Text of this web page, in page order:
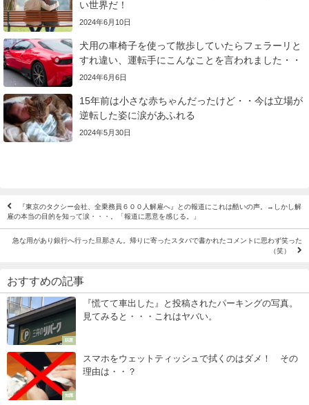
い世界だ！
2024年6月10日
犬用の車椅子を使って散歩していたらフェラーリと
すれ違い、運転手にこんなことを言われました・・
2024年6月6日
15年前は小さな赤ちゃんだったけど・・今は立場が
逆転した姿に涙があふれる
2024年5月30日
『東京のタクシー会社、全乗務員６００人解雇へ』との報道にこれは酷いの声。→しかし解
雇の本当の目的を知って涙・・・。「報道に悪意を感じる。」
急な用があり銀行へ行った旦那さん。帰りに寄ったスタバで書かれたコメントに思わず笑った
（笑）
おすすめの記事
話題
『慌てて車出した』と投稿されたパーキングの写真。
見てみると・・・これはヤバい。
知識
スマホをウェットティッシュで拭くのはダメ！ その
理由は・・？